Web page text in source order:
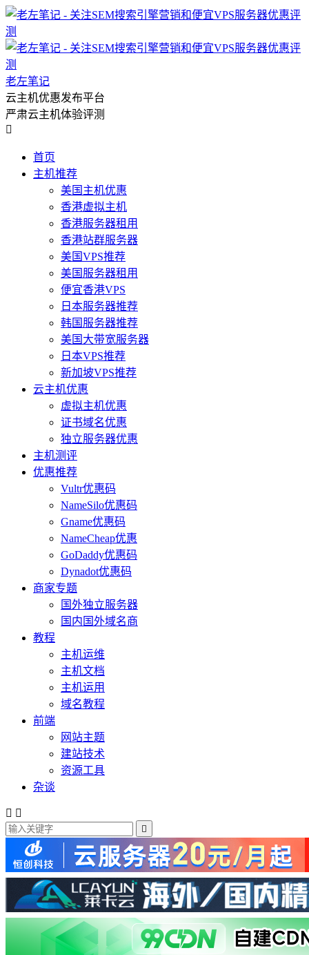
老左笔记
云主机优惠发布平台
严肃云主机体验评测

首页
主机推荐
美国主机优惠
香港虚拟主机
香港服务器租用
香港站群服务器
美国VPS推荐
美国服务器租用
便宜香港VPS
日本服务器推荐
韩国服务器推荐
美国大带宽服务器
日本VPS推荐
新加坡VPS推荐
云主机优惠
虚拟主机优惠
证书域名优惠
独立服务器优惠
主机测评
优惠推荐
Vultr优惠码
NameSilo优惠码
Gname优惠码
NameCheap优惠
GoDaddy优惠码
Dynadot优惠码
商家专题
国外独立服务器
国内国外域名商
教程
主机运维
主机文档
主机运用
域名教程
前端
网站主题
建站技术
资源工具
杂谈
 
